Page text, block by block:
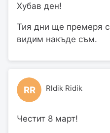
Хубав ден!
Тия дни ще премеря
видим накъде съм.
RR Rldik Ridik
Честит 8 март!